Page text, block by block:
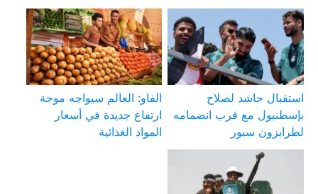
استقبال حاشد لصلاح
بإسطنبول مع قرب انضمامه
لطرابزون سبور
الفاو: العالم سيواجه موجة
ارتفاع جديدة في أسعار
المواد الغذائية